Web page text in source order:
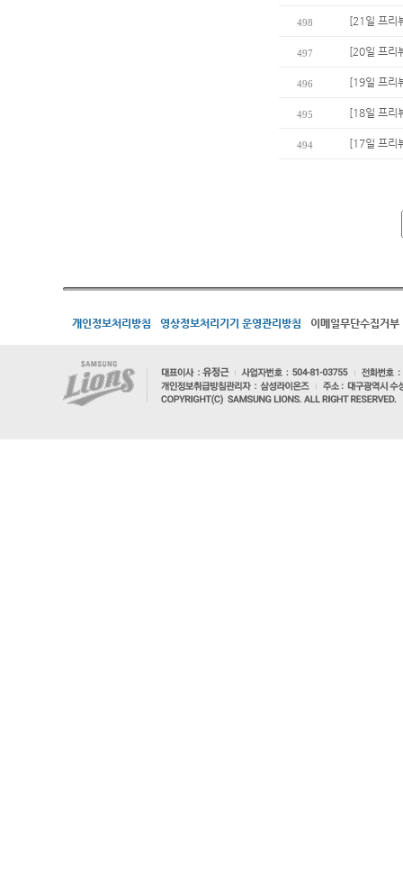
498 [21일 프리
497 [20일 프리
496 [19일 프리
495 [18일 프리
494 [17일 프리
개인정보처리방침 영상정보처리기기 운영관리방침 이메일무단수집거부